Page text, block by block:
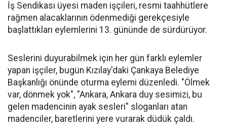
İş Sendikası üyesi maden işçileri, resmi taahhütlere
rağmen alacaklarının ödenmediği gerekçesiyle
başlattıkları eylemlerini 13. gününde de sürdürüyor.
Seslerini duyurabilmek için her gün farklı eylemler
yapan işçiler, bugün Kızılay'daki Çankaya Belediye
Başkanlığı önünde oturma eylemi düzenledi. "Ölmek
var, dönmek yok", "Ankara, Ankara duy sesimizi, bu
gelen madencinin ayak sesleri" sloganları atan
madenciler, baretlerini yere vurarak düdük çaldı.